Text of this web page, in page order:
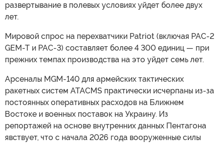
развертывание в полевых условиях уйдет более двух
лет.
Мировой спрос на перехватчики Patriot (включая PAC-2
GEM-T и PAC-3) составляет более 4 300 единиц — при
прежних темпах производства на это уйдет семь лет.
Арсеналы MGM-140 для армейских тактических
ракетных систем ATACMS практически исчерпаны из-за
постоянных оперативных расходов на Ближнем
Востоке и военных поставок на Украину. Из
репортажей на основе внутренних данных Пентагона
явствует, что с начала 2026 года вооруженные силы